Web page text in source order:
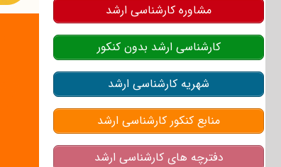
مشاوره کارشناسی ارشد
کارشناسی ارشد بدون کنکور
شهریه کارشناسی ارشد
منابع کنکور کارشناسی ارشد
دفترچه های کارشناسی ارشد